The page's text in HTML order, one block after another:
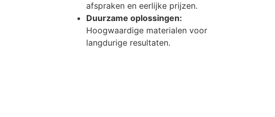
afspraken en eerlijke prijzen.
Duurzame oplossingen:
Hoogwaardige materialen voor
langdurige resultaten.